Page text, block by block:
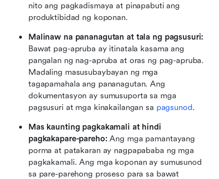
nito ang pagkadismaya at pinapabuti ang
produktibidad ng koponan.
Bawat pag-apruba ay itinatala kasama ang
pangalan ng nag-apruba at oras ng pag-apruba.
Madaling masusubaybayan ng mga
tagapamahala ang pananagutan. Ang
dokumentasyon ay sumusuporta sa mga
pagsusuri at mga kinakailangan sa pagsunod.
Mas kaunting pagkakamali at hindi
pagkakapare-pareho: Ang mga pamantayang
porma at patakaran ay nagpapababa ng mga
pagkakamali. Ang mga koponan ay sumusunod
sa pare-parehong proseso para sa bawat